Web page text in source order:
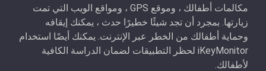
مكالمات أطفالك ، وموقع GPS ، ومواقع الويب التي تمت
زيارتها. بمجرد أن تجد شيئًا خطيرًا حدث ، يمكنك إيقافه
وحماية أطفالك من الخطر عبر الإنترنت. يمكنك أيضًا استخدام
iKeyMonitor لحظر التطبيقات لضمان الدراسة الكافية
لأطفالك.